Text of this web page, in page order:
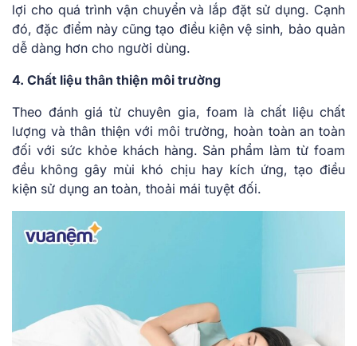
lợi cho quá trình vận chuyển và lắp đặt sử dụng. Cạnh
đó, đặc điểm này cũng tạo điều kiện vệ sinh, bảo quản
dễ dàng hơn cho người dùng.
4. Chất liệu thân thiện môi trường
Theo đánh giá từ chuyên gia, foam là chất liệu chất
lượng và thân thiện với môi trường, hoàn toàn an toàn
đối với sức khỏe khách hàng. Sản phẩm làm từ foam
đều không gây mùi khó chịu hay kích ứng, tạo điều
kiện sử dụng an toàn, thoải mái tuyệt đối.